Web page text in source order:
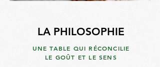
LA PHILOSOPHIE
UNE TABLE QUI RÉCONCILIE
LE GOÛT ET LE SENS